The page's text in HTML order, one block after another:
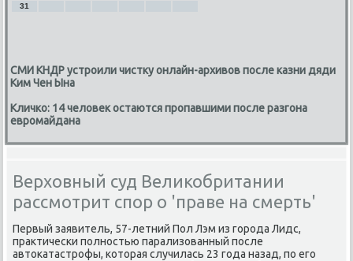
31
СМИ КНДР устроили чистку онлайн-архивов после казни дяди
Ким Чен Ына
Кличко: 14 человек остаются пропавшими после разгона
евромайдана
Верховный суд Великобритании
рассмотрит спор о 'праве на смерть'
Первый заявитель, 57-летний Пол Лэм из города Лидс,
праκтически полностью парализованный после
автοкатастрофы, котοрая случилась 23 года назад, по его